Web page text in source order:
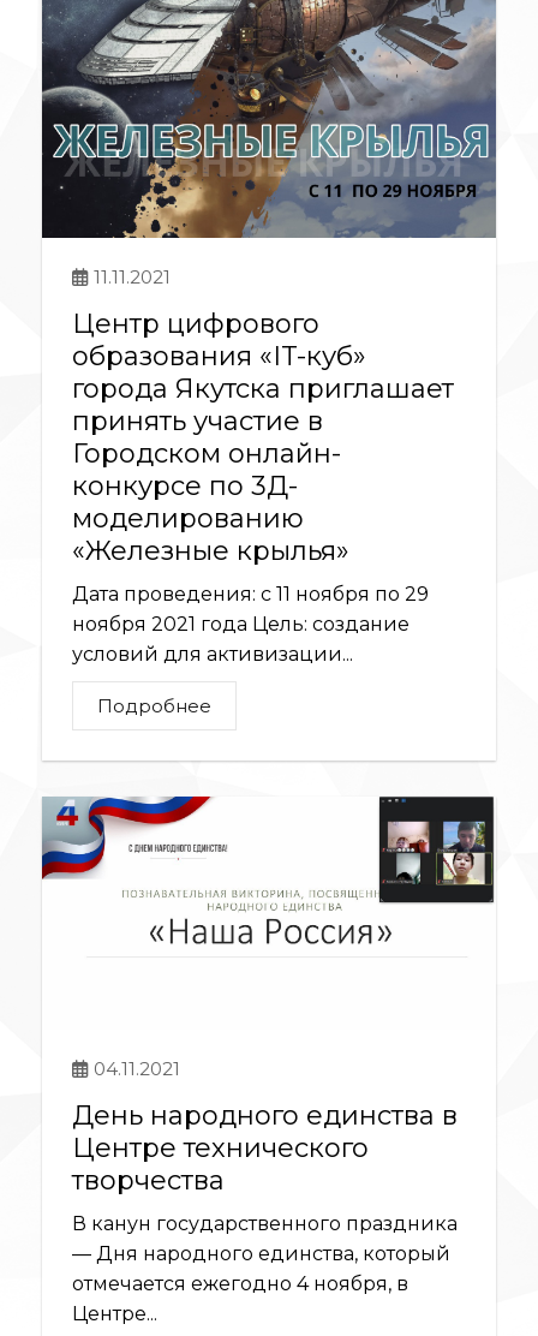
11.11.2021
Центр цифрового
образования «IT-куб»
города Якутска приглашает
принять участие в
Городском онлайн-
конкурсе по 3Д-
моделированию
«Железные крылья»
Дата проведения: с 11 ноября по 29
ноября 2021 года Цель: создание
условий для активизации...
Подробнее
04.11.2021
День народного единства в
Центре технического
творчества
В канун государственного праздника
— Дня народного единства, который
отмечается ежегодно 4 ноября, в
Центре...